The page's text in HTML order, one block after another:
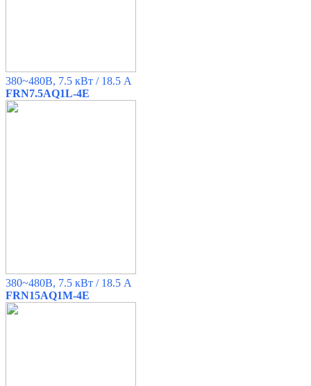
380~480B, 7.5 кВт / 18.5 A
FRN7.5AQ1L-4E
380~480B, 7.5 кВт / 18.5 A
FRN15AQ1M-4E